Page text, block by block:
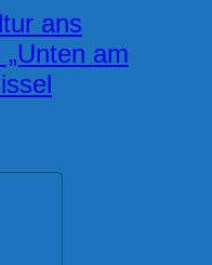
ans
am